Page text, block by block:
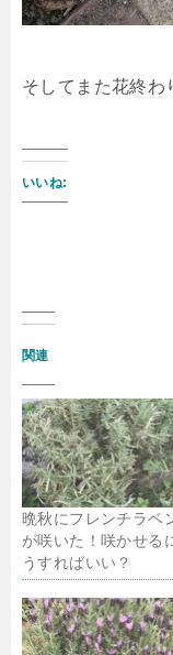
そしてまた花終わ
いいね:
関連
晩秋にフレンチラベ
が咲いた！咲かせる
うすればいい？